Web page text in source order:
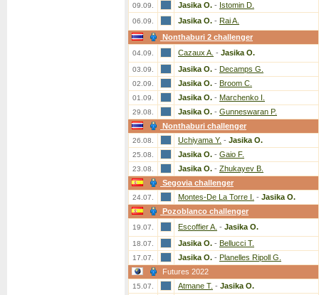
09.09. Jasika O. - Istomin D.
06.09. Jasika O. - Rai A.
Nonthaburi 2 challenger
04.09. Cazaux A. - Jasika O.
03.09. Jasika O. - Decamps G.
02.09. Jasika O. - Broom C.
01.09. Jasika O. - Marchenko I.
29.08. Jasika O. - Gunneswaran P.
Nonthaburi challenger
26.08. Uchiyama Y. - Jasika O.
25.08. Jasika O. - Gaio F.
23.08. Jasika O. - Zhukayev B.
Segovia challenger
24.07. Montes-De La Torre I. - Jasika O.
Pozoblanco challenger
19.07. Escoffier A. - Jasika O.
18.07. Jasika O. - Bellucci T.
17.07. Jasika O. - Planelles Ripoll G.
Futures 2022
15.07. Atmane T. - Jasika O.